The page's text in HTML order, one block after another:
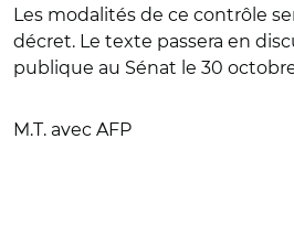
Les modalités de ce contrôle
décret. Le texte passera en
publique au Sénat le 30
M.T. avec AFP